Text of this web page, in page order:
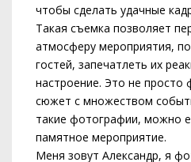
чтобы сделать удачные
Такая съемка позволяет
атмосферу мероприятия,
гостей, запечатлеть их
настроение. Это не просто
сюжет с множеством
такие фотографии, можно
памятное мероприятие.
Меня зовут Александр, я